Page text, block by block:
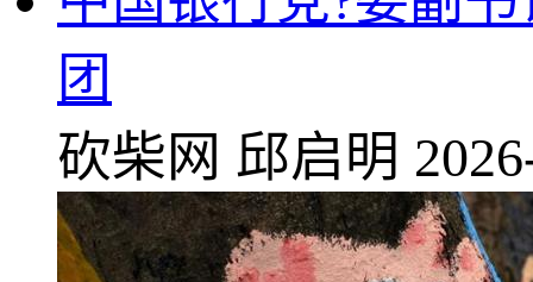
团
砍柴网 邱启明